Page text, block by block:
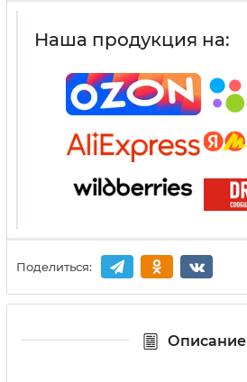
Наша продукция на:
Поделиться:
Описание